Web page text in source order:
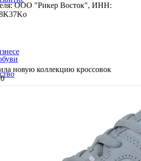
ООО "Рикер Восток", ИНН:
новую коллекцию кроссовок